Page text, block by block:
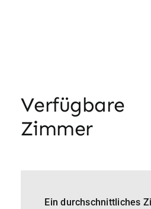
Verfügbare
Zimmer
Ein durchschnittliches